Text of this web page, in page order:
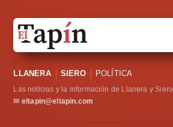
Sociedad
Política
LLANERA SIERO POLÍTICA
Las noticias y la información de Llanera y Siero
✉ eltapin@eltapin.com